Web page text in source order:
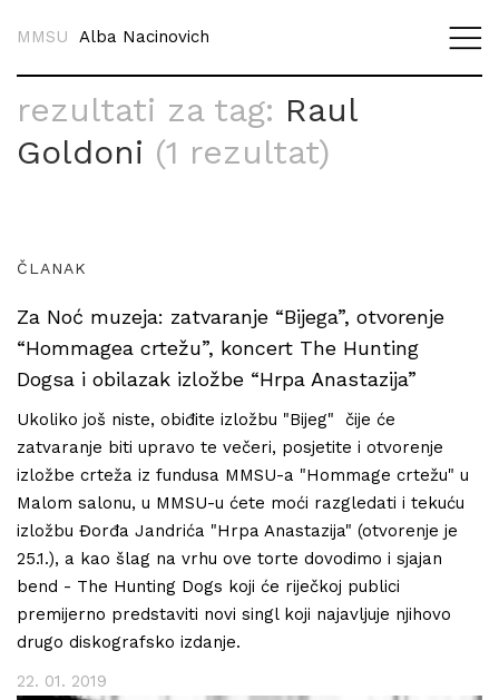
MMSU Alba Nacinovich
rezultati za tag: Raul
Goldoni (1 rezultat)
ČLANAK
Za Noć muzeja: zatvaranje “Bijega”, otvorenje
“Hommagea crtežu”, koncert The Hunting
Dogsa i obilazak izložbe “Hrpa Anastazija”
Ukoliko još niste, obiđite izložbu "Bijeg" čije će
zatvaranje biti upravo te večeri, posjetite i otvorenje
izložbe crteža iz fundusa MMSU-a "Hommage crtežu" u
Malom salonu, u MMSU-u ćete moći razgledati i tekuću
izložbu Đorđa Jandrića "Hrpa Anastazija" (otvorenje je
25.1.), a kao šlag na vrhu ove torte dovodimo i sjajan
bend - The Hunting Dogs koji će riječkoj publici
premijerno predstaviti novi singl koji najavljuje njihovo
drugo diskografsko izdanje.
22. 01. 2019